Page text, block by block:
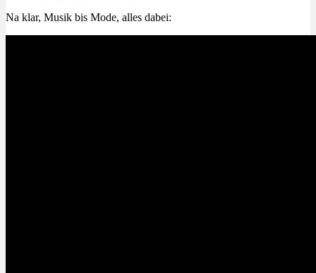
Na klar, Musik bis Mode, alles dabei: